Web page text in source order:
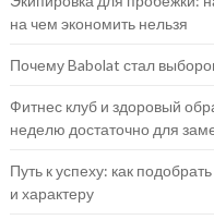
на чем экономить нельзя
Почему Babolat стал
Фитнес клуб и здоровый
неделю достаточно для
Путь к успеху: как
и характеру